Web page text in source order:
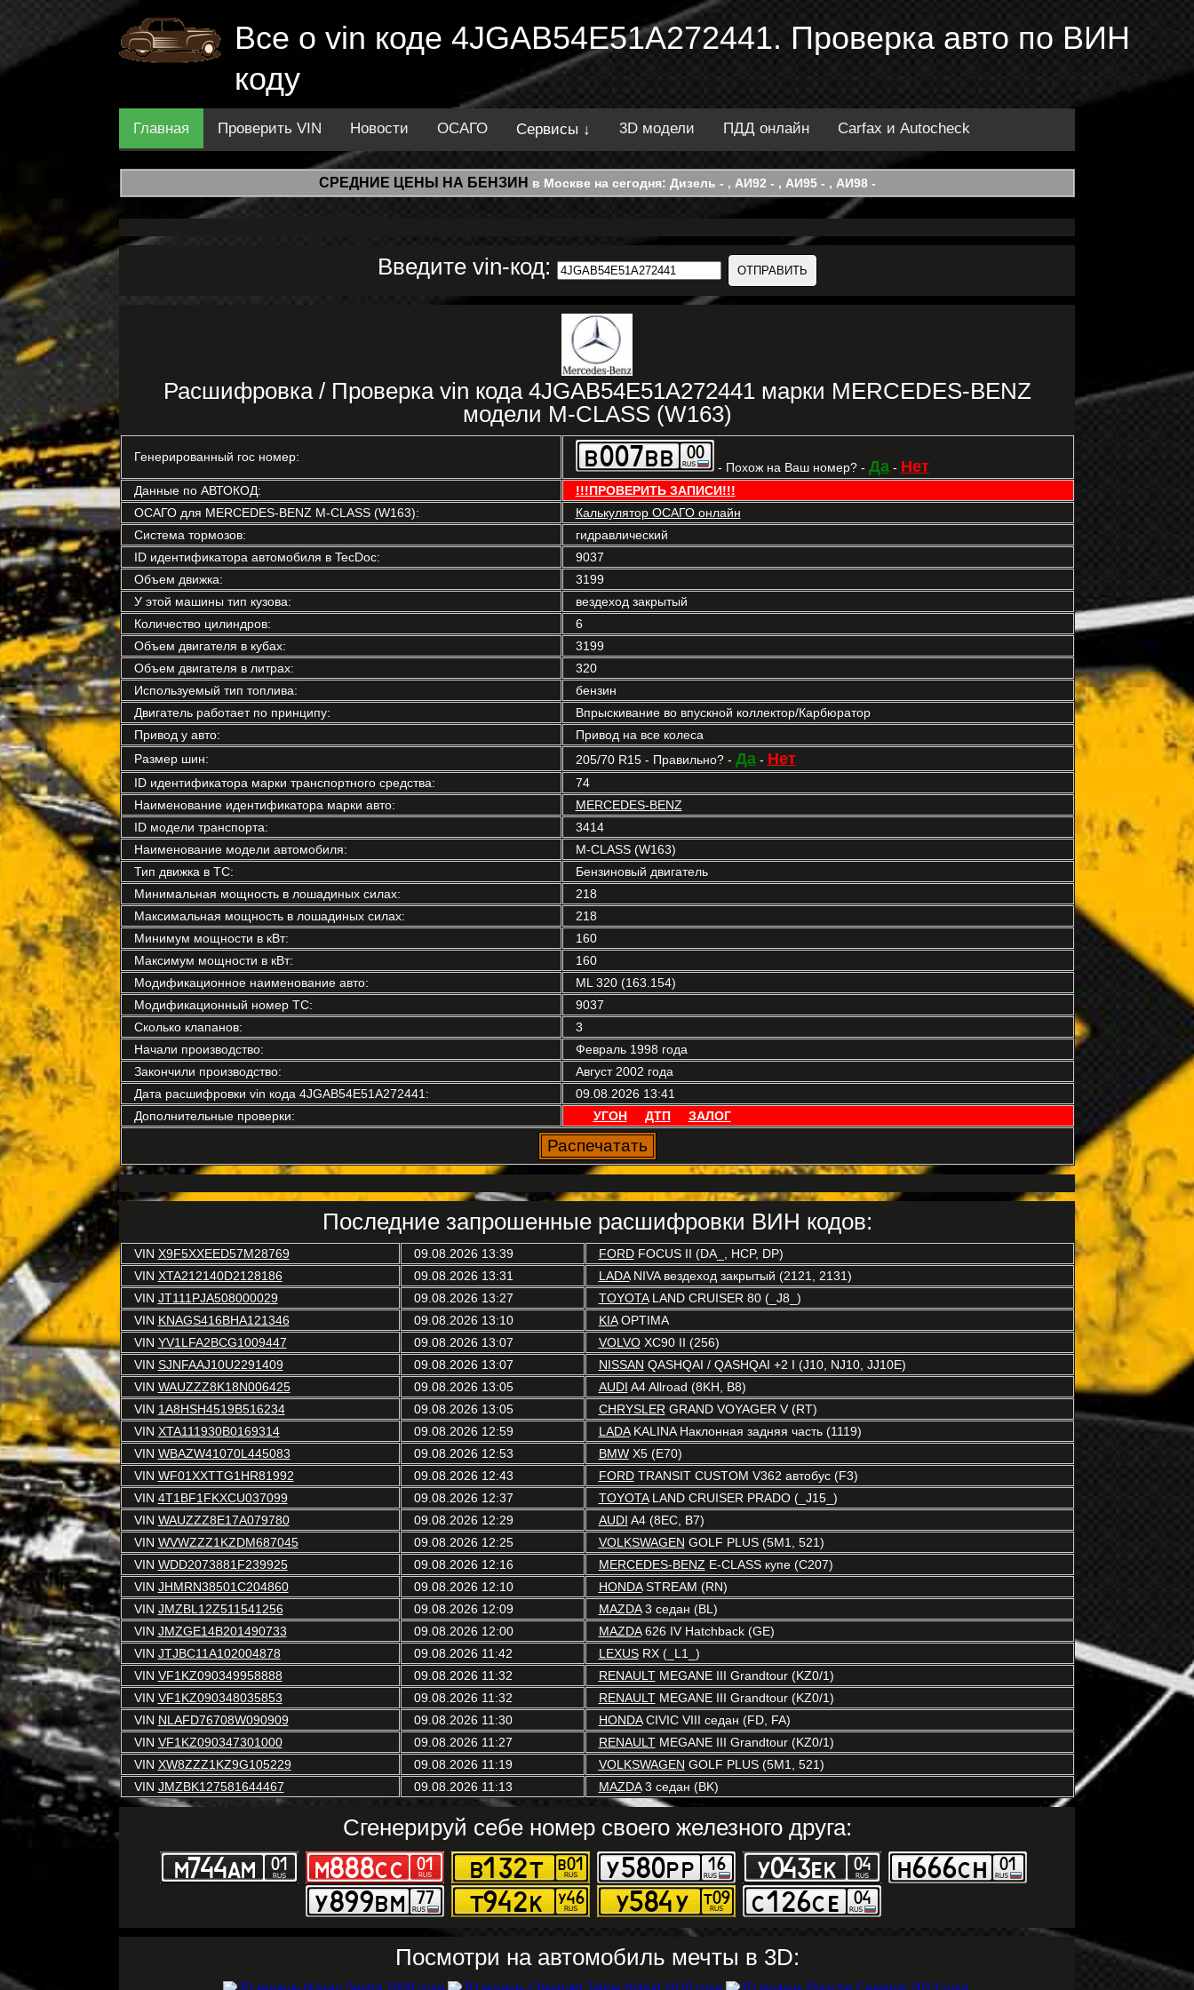
Все о vin коде 4JGAB54E51A272441. Проверка авто по ВИН
коду
Главная Проверить VIN Новости ОСАГО Сервисы ↓ 3D модели ПДД онлайн Carfax и Autocheck
СРЕДНИЕ ЦЕНЫ НА БЕНЗИН в Москве на сегодня: Дизель - , АИ92 - , АИ95 - , АИ98 -
Введите vin-код:
Расшифровка / Проверка vin кода 4JGAB54E51A272441 марки MERCEDES-BENZ
модели M-CLASS (W163)
Генерированный гос номер:
- Похож на Ваш номер? - Да- Нет
Данные по АВТОКОД:
!!!ПРОВЕРИТЬ ЗАПИСИ!!!
ОСАГО для MERCEDES-BENZ M-CLASS (W163):
Калькулятор ОСАГО онлайн
Система тормозов:
гидравлический
ID идентификатора автомобиля в TecDoc:
9037
Объем движка:
3199
У этой машины тип кузова:
вездеход закрытый
Количество цилиндров:
6
Объем двигателя в кубах:
3199
Объем двигателя в литрах:
320
Используемый тип топлива:
бензин
Двигатель работает по принципу:
Впрыскивание во впускной коллектор/Карбюратор
Привод у авто:
Привод на все колеса
Размер шин:
205/70 R15 - Правильно? - Да- Нет
ID идентификатора марки транспортного средства:
74
Наименование идентификатора марки авто:
MERCEDES-BENZ
ID модели транспорта:
3414
Наименование модели автомобиля:
M-CLASS (W163)
Тип движка в ТС:
Бензиновый двигатель
Минимальная мощность в лошадиных силах:
218
Максимальная мощность в лошадиных силах:
218
Минимум мощности в кВт:
160
Максимум мощности в кВт:
160
Модификационное наименование авто:
ML 320 (163.154)
Модификационный номер ТС:
9037
Сколько клапанов:
3
Начали производство:
Февраль 1998 года
Закончили производство:
Август 2002 года
Дата расшифровки vin кода 4JGAB54E51A272441:
09.08.2026 13:41
Дополнительные проверки:
УГОН ДТП ЗАЛОГ
Последние запрошенные расшифровки ВИН кодов:
VIN X9F5XXEED57M28769 09.08.2026 13:39 FORDFOCUS II (DA_, HCP, DP)
VIN XTA212140D2128186 09.08.2026 13:31 LADANIVA вездеход закрытый (2121, 2131)
VIN JT111PJA508000029 09.08.2026 13:27 TOYOTALAND CRUISER 80 (_J8_)
VIN KNAGS416BHA121346 09.08.2026 13:10 KIAOPTIMA
VIN YV1LFA2BCG1009447 09.08.2026 13:07 VOLVOXC90 II (256)
VIN SJNFAAJ10U2291409 09.08.2026 13:07 NISSAN QASHQAI / QASHQAI +2 I (J10, NJ10, JJ10E)
VIN WAUZZZ8K18N006425 09.08.2026 13:05 AUDI A4 Allroad (8KH, B8)
VIN 1A8HSH4519B516234 09.08.2026 13:05 CHRYSLERGRAND VOYAGER V (RT)
VIN XTA111930B0169314 09.08.2026 12:59 LADAKALINA Наклонная задняя часть (1119)
VIN WBAZW41070L445083 09.08.2026 12:53 BMWX5 (E70)
VIN WF01XXTTG1HR81992 09.08.2026 12:43 FORDTRANSIT CUSTOM V362 автобус (F3)
VIN 4T1BF1FKXCU037099 09.08.2026 12:37 TOYOTALAND CRUISER PRADO (_J15_)
VIN WAUZZZ8E17A079780 09.08.2026 12:29 AUDI A4 (8EC, B7)
VIN WVWZZZ1KZDM687045 09.08.2026 12:25 VOLKSWAGEN GOLF PLUS (5M1, 521)
VIN WDD2073881F239925 09.08.2026 12:16 MERCEDES-BENZE-CLASS купе (C207)
VIN JHMRN38501C204860 09.08.2026 12:10 HONDASTREAM (RN)
VIN JMZBL12Z511541256 09.08.2026 12:09 MAZDA3 седан (BL)
VIN JMZGE14B201490733 09.08.2026 12:00 MAZDA626 IV Hatchback (GE)
VIN JTJBC11A102004878 09.08.2026 11:42 LEXUSRX (_L1_)
VIN VF1KZ090349958888 09.08.2026 11:32 RENAULTMEGANE III Grandtour (KZ0/1)
VIN VF1KZ090348035853 09.08.2026 11:32 RENAULTMEGANE III Grandtour (KZ0/1)
VIN NLAFD76708W090909 09.08.2026 11:30 HONDACIVIC VIII седан (FD, FA)
VIN VF1KZ090347301000 09.08.2026 11:27 RENAULTMEGANE III Grandtour (KZ0/1)
VIN XW8ZZZ1KZ9G105229 09.08.2026 11:19 VOLKSWAGEN GOLF PLUS (5M1, 521)
VIN JMZBK127581644467 09.08.2026 11:13 MAZDA3 седан (BK)
Сгенерируй себе номер своего железного друга:
Посмотри на автомобиль мечты в 3D: